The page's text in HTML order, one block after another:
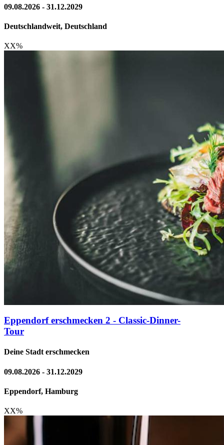
09.08.2026 - 31.12.2029
Deutschlandweit, Deutschland
XX%
Eppendorf erschmecken 2 - Classic-Dinner-
Tour
Deine Stadt erschmecken
09.08.2026 - 31.12.2029
Eppendorf, Hamburg
XX%